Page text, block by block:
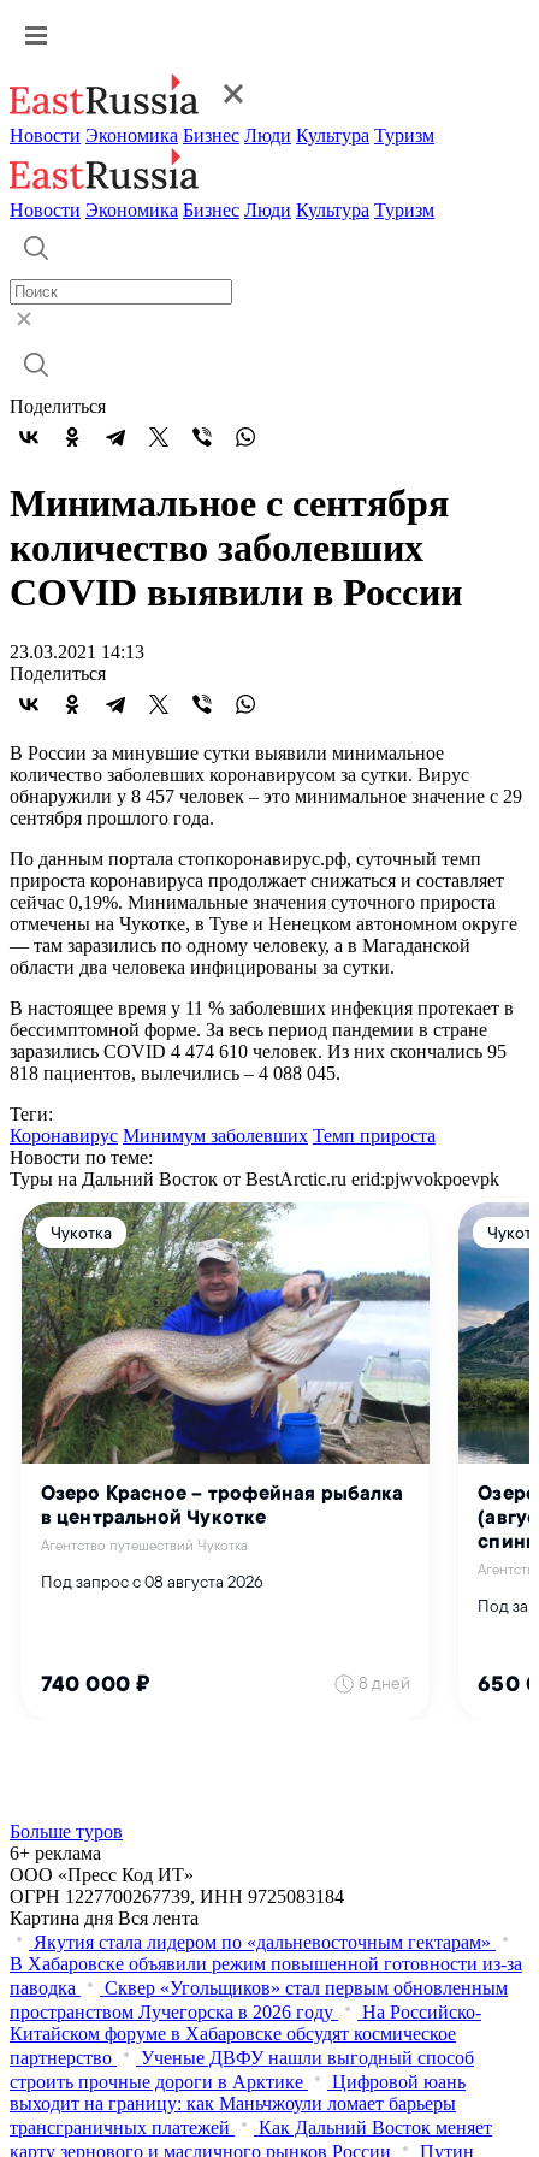
Новости Экономика Бизнес Люди Культура Туризм
Новости Экономика Бизнес Люди Культура Туризм
Поделиться
Минимальное с сентября
количество заболевших
COVID выявили в России
23.03.2021 14:13
Поделиться
В России за минувшие сутки выявили минимальное
количество заболевших коронавирусом за сутки. Вирус
обнаружили у 8 457 человек – это минимальное значение с 29
сентября прошлого года.
По данным портала стопкоронавирус.рф, суточный темп
прироста коронавируса продолжает снижаться и составляет
сейчас 0,19%. Минимальные значения суточного прироста
отмечены на Чукотке, в Туве и Ненецком автономном округе
— там заразились по одному человеку, а в Магаданской
области два человека инфицированы за сутки.
В настоящее время у 11 % заболевших инфекция протекает в
бессимптомной форме. За весь период пандемии в стране
заразились COVID 4 474 610 человек. Из них скончались 95
818 пациентов, вылечились – 4 088 045.
Теги:
Коронавирус Минимум заболевших Темп прироста
Новости по теме:
Туры на Дальний Восток от BestArctic.ru erid:pjwvokpoevpk
Больше туров
6+ реклама
ООО «Пресс Код ИТ»
ОГРН 1227700267739, ИНН 9725083184
Картина дня Вся лента
Якутия стала лидером по «дальневосточным гектарам»
В Хабаровске объявили режим повышенной готовности из‑за
паводка
Сквер «Угольщиков» стал первым обновленным
пространством Лучегорска в 2026 году
На Российско-
Китайском форуме в Хабаровске обсудят космическое
партнерство
Ученые ДВФУ нашли выгодный способ
строить прочные дороги в Арктике
Цифровой юань
выходит на границу: как Маньчжоули ломает барьеры
трансграничных платежей
Как Дальний Восток меняет
карту зернового и масличного рынков России
Путин